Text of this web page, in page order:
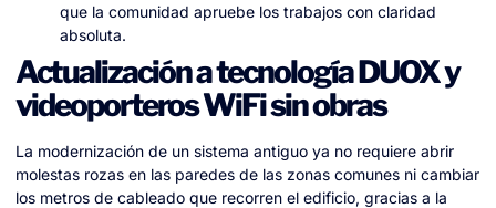
que la comunidad apruebe los trabajos con claridad
absoluta.
Actualización a tecnología DUOX y
videoporteros WiFi sin obras
La modernización de un sistema antiguo ya no requiere abrir
molestas rozas en las paredes de las zonas comunes ni cambiar
los metros de cableado que recorren el edificio, gracias a la